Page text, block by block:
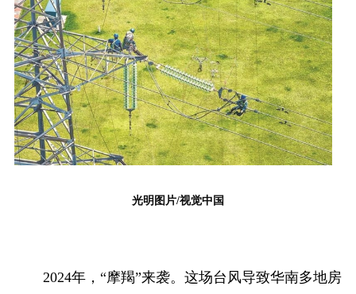
光明图片/视觉中国
2024年，“摩羯”来袭。这场台风导致华南多地房